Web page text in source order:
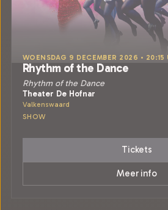
WOENSDAG 9 DECEMBER 2026 • 20:15
Rhythm of the Dance
Rhythm of the Dance
Theater De Hofnar
Valkenswaard
SHOW
Tickets
Meer info